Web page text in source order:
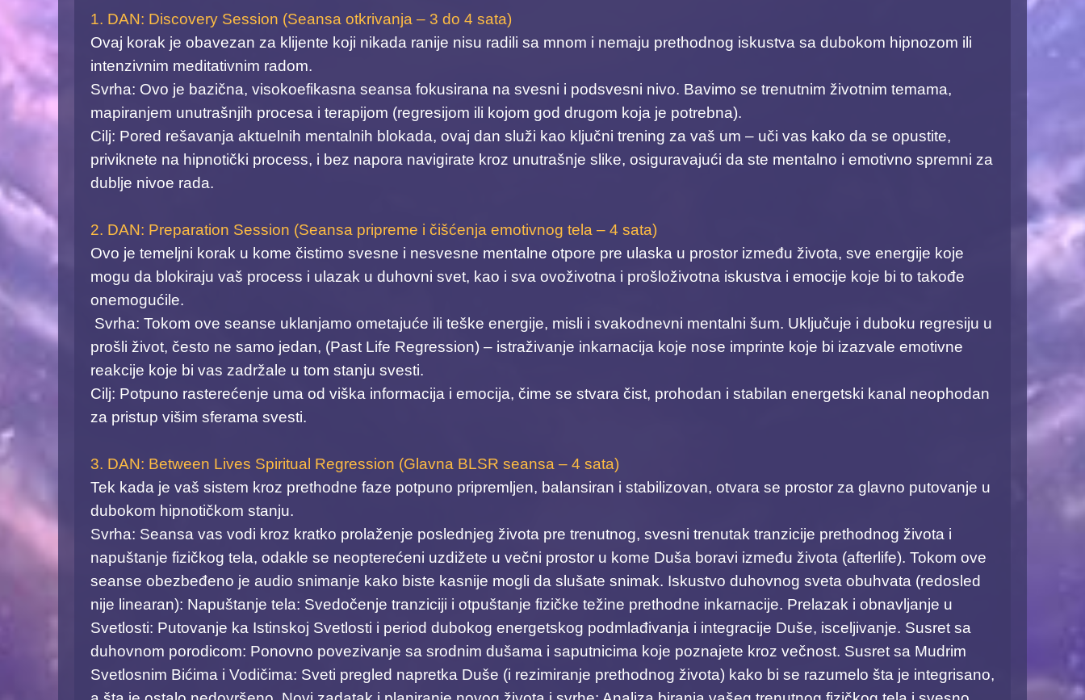
1. DAN: Discovery Session (Seansa otkrivanja – 3 do 4 sata)
Ovaj korak je obavezan za klijente koji nikada ranije nisu radili sa mnom i nemaju prethodnog iskustva sa dubokom hipnozom ili
intenzivnim meditativnim radom. ​
Svrha: Ovo je bazična, visokoefikasna seansa fokusirana na svesni i podsvesni nivo. Bavimo se trenutnim životnim temama,
mapiranjem unutrašnjih procesa i terapijom (regresijom ili kojom god drugom koja je potrebna). ​
Cilj: Pored rešavanja aktuelnih mentalnih blokada, ovaj dan služi kao ključni trening za vaš um – uči vas kako da se opustite,
priviknete na hipnotički process, i bez napora navigirate kroz unutrašnje slike, osiguravajući da ste mentalno i emotivno spremni za
dublje nivoe rada. ​
2. DAN: Preparation Session (Seansa pripreme i čišćenja emotivnog tela – 4 sata)
Ovo je temeljni korak u kome čistimo svesne i nesvesne mentalne otpore pre ulaska u prostor između života, sve energije koje
mogu da blokiraju vaš process i ulazak u duhovni svet, kao i sva ovoživotna i prošloživotna iskustva i emocije koje bi to takođe
onemogućile.
​Svrha: Tokom ove seanse uklanjamo ometajuće ili teške energije, misli i svakodnevni mentalni šum. Uključuje i duboku regresiju u
prošli život, često ne samo jedan, (Past Life Regression) – istraživanje inkarnacija koje nose imprinte koje bi izazvale emotivne
reakcije koje bi vas zadržale u tom stanju svesti. ​
Cilj: Potpuno rasterećenje uma od viška informacija i emocija, čime se stvara čist, prohodan i stabilan energetski kanal neophodan
za pristup višim sferama svesti. ​
3. DAN: Between Lives Spiritual Regression (Glavna BLSR seansa – 4 sata)
Tek kada je vaš sistem kroz prethodne faze potpuno pripremljen, balansiran i stabilizovan, otvara se prostor za glavno putovanje u
dubokom hipnotičkom stanju. ​
Svrha: Seansa vas vodi kroz kratko prolaženje poslednjeg života pre trenutnog, svesni trenutak tranzicije prethodnog života i
napuštanje fizičkog tela, odakle se neopterećeni uzdižete u večni prostor u kome Duša boravi između života (afterlife). Tokom ove
seanse obezbeđeno je audio snimanje kako biste kasnije mogli da slušate snimak. ​Iskustvo duhovnog sveta obuhvata (redosled
nije linearan): ​Napuštanje tela: Svedočenje tranziciji i otpuštanje fizičke težine prethodne inkarnacije. ​Prelazak i obnavljanje u
Svetlosti: Putovanje ka Istinskoj Svetlosti i period dubokog energetskog podmlađivanja i integracije Duše, isceljivanje. ​Susret sa
duhovnom porodicom: Ponovno povezivanje sa srodnim dušama i saputnicima koje poznajete kroz večnost. ​Susret sa Mudrim
Svetlosnim Bićima i Vodičima: Sveti pregled napretka Duše (i rezimiranje prethodnog života) kako bi se razumelo šta je integrisano,